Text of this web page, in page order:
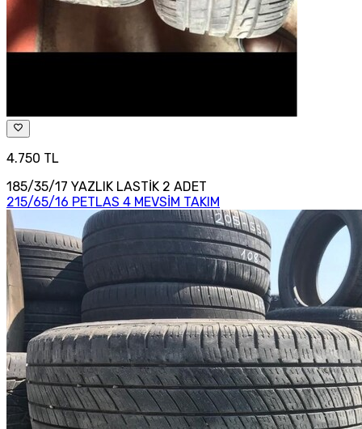
4.750 TL
185/35/17 YAZLIK LASTİK 2 ADET
215/65/16 PETLAS 4 MEVSİM TAKIM